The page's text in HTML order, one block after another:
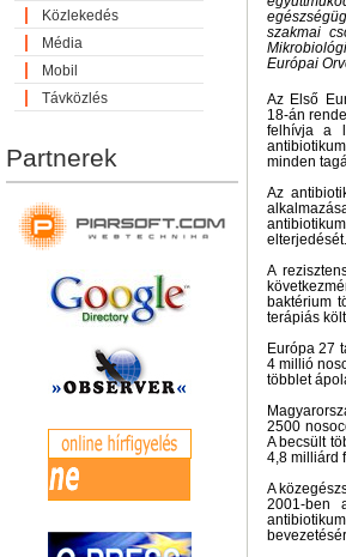
Közlekedés
Média
Mobil
Távközlés
Partnerek
szakmai
Európai
Az Első
18-án
felhívja a
minden
Az
elterjedését.
A
baktérium
terápiás
Európa 27
4 millió
többlet
2500
A becsült
4,8 milliárd
A
2001-ben